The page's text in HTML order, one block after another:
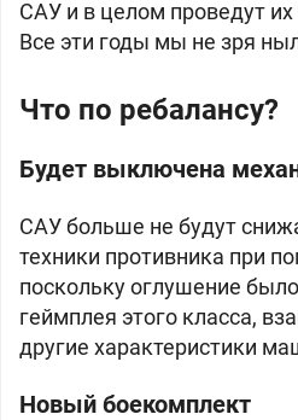
САУ и в целом проведут
Все эти годы мы не зря
Что по ребалансу?
Будет выключена
САУ больше не будут
техники противника при
поскольку оглушение
геймплея этого класса,
другие характеристики
Новый боекомплект